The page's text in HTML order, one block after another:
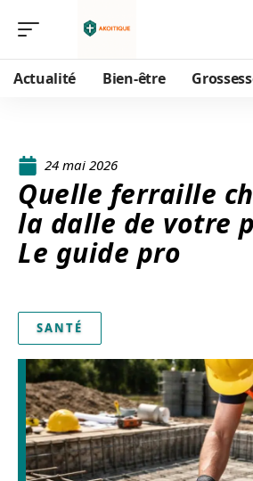
Actualité Bien-être
24 mai 2026
Quelle ferraille
la dalle de votre
Le guide pro
SANTÉ